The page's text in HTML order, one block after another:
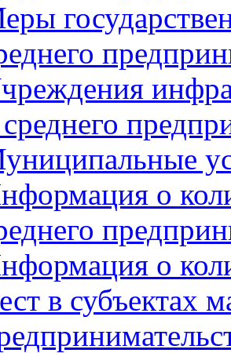
о
о
в субъектах